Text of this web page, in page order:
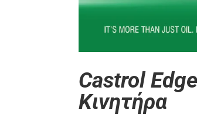
Castrol
Κινητήρα